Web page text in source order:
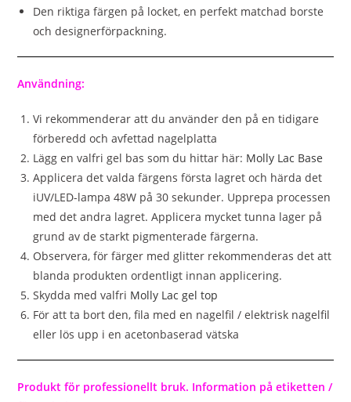
Den riktiga färgen på locket, en perfekt matchad borste
och designerförpackning.
Användning:
Vi rekommenderar att du använder den på en tidigare
förberedd och avfettad nagelplatta
Lägg en valfri gel bas som du hittar här: Molly Lac Base
Applicera det valda färgens första lagret och härda det
iUV/LED-lampa 48W på 30 sekunder. Upprepa processen
med det andra lagret. Applicera mycket tunna lager på
grund av de starkt pigmenterade färgerna.
Observera, för färger med glitter rekommenderas det att
blanda produkten ordentligt innan applicering.
Skydda med valfri Molly Lac gel top
För att ta bort den, fila med en nagelfil / elektrisk nagelfil
eller lös upp i en acetonbaserad vätska
Produkt för professionellt bruk. Information på etiketten /